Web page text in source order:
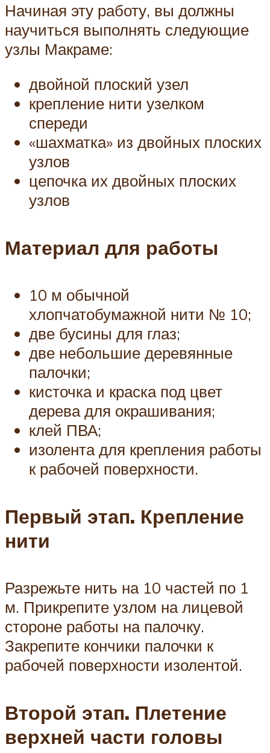
Начиная эту работу, вы должны
научиться выполнять следующие
узлы Макраме:
двойной плоский узел
крепление нити узелком
спереди
«шахматка» из двойных плоских
узлов
цепочка их двойных плоских
узлов
Материал для работы
10 м обычной
хлопчатобумажной нити № 10;
две бусины для глаз;
две небольшие деревянные
палочки;
кисточка и краска под цвет
дерева для окрашивания;
клей ПВА;
изолента для крепления работы
к рабочей поверхности.
Первый этап. Крепление
нити
Разрежьте нить на 10 частей по 1
м. Прикрепите узлом на лицевой
стороне работы на палочку.
Закрепите кончики палочки к
рабочей поверхности изолентой.
Второй этап. Плетение
верхней части головы